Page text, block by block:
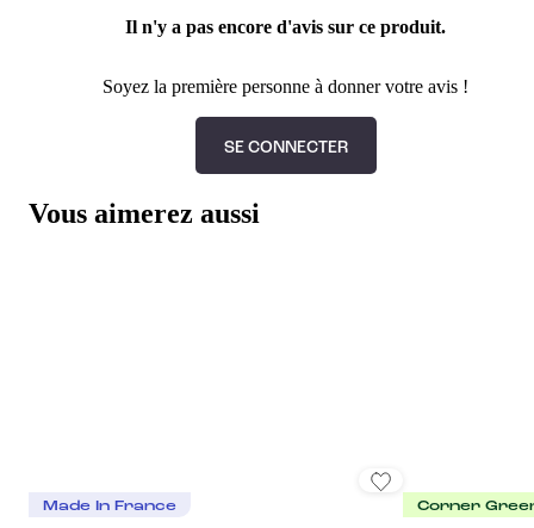
Il n'y a pas encore d'avis sur ce produit.
Soyez la première personne à donner votre avis !
SE CONNECTER
Vous aimerez aussi
Made In France Corner